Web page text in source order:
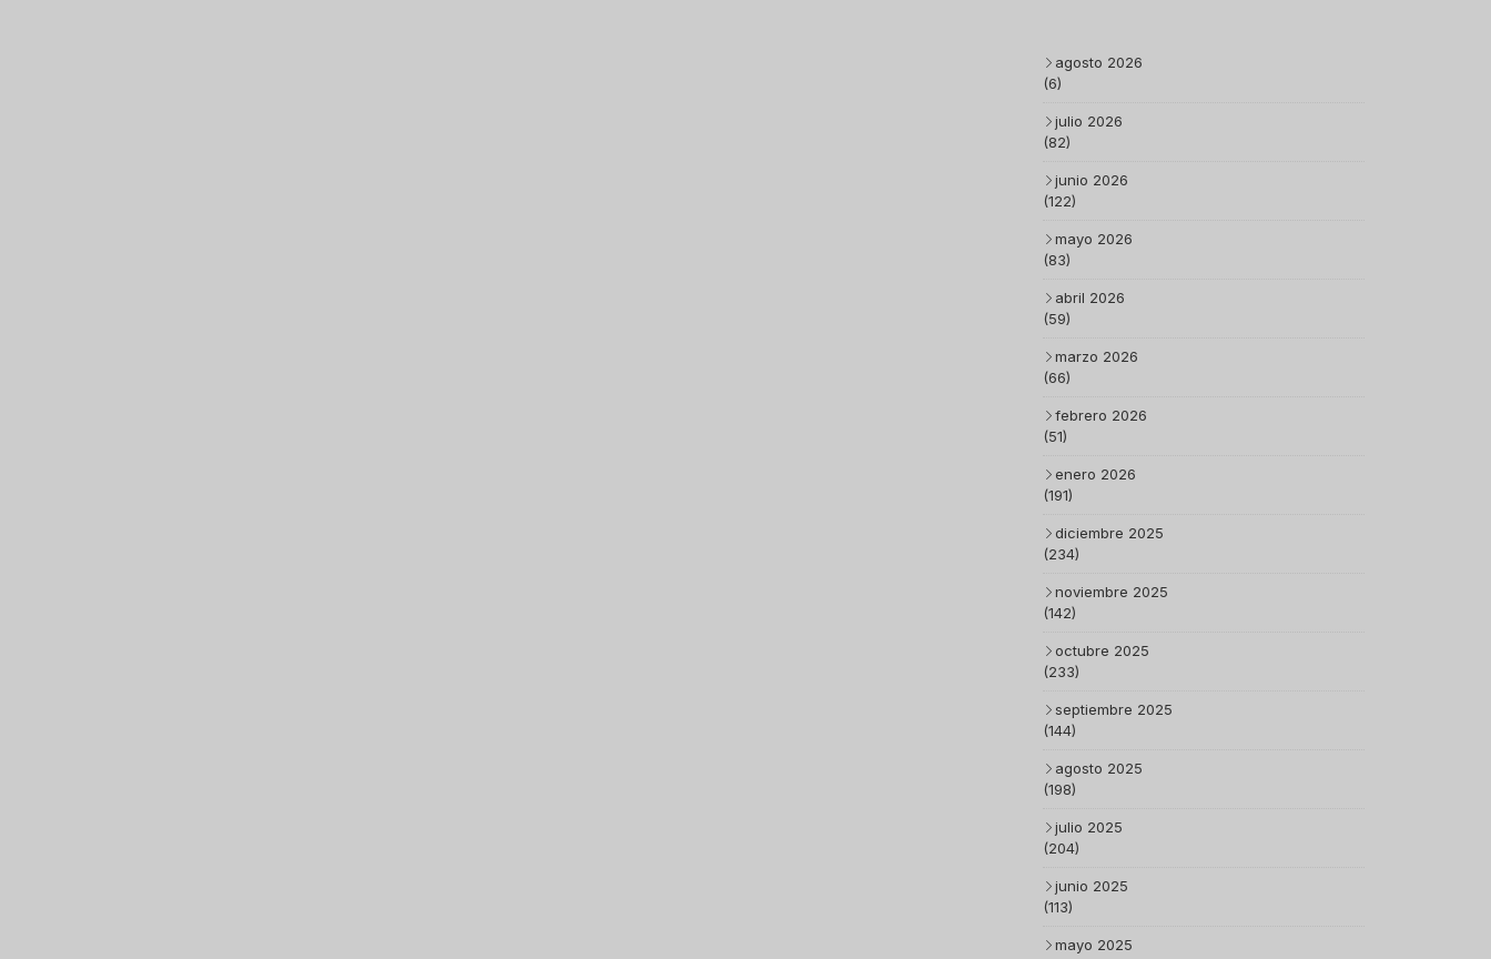
agosto 2026
(6)
julio 2026
(82)
junio 2026
(122)
mayo 2026
(83)
abril 2026
(59)
marzo 2026
(66)
febrero 2026
(51)
enero 2026
(191)
diciembre 2025
(234)
noviembre 2025
(142)
octubre 2025
(233)
septiembre 2025
(144)
agosto 2025
(198)
julio 2025
(204)
junio 2025
(113)
mayo 2025